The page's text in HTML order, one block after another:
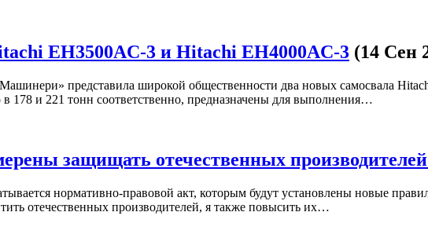
EH3500AC-3 и Hitachi EH4000AC-3 (14 Сен
представила широкой общественности два новых самосвала
178 и 221 тонн соответственно, предназначены для выполнения…
защищать отечественных
нормативно-правовой акт, которым будут установлены новые
отечественных производителей, я также повысить их…